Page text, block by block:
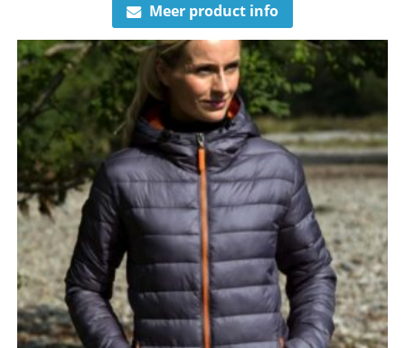
Meer product info